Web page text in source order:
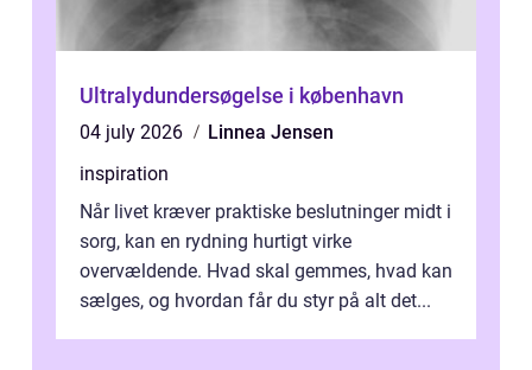
Ultralydundersøgelse i københavn
04 july 2026
Linnea Jensen
inspiration
Når livet kræver praktiske beslutninger midt i
sorg, kan en rydning hurtigt virke
overvældende. Hvad skal gemmes, hvad kan
sælges, og hvordan får du styr på alt det...